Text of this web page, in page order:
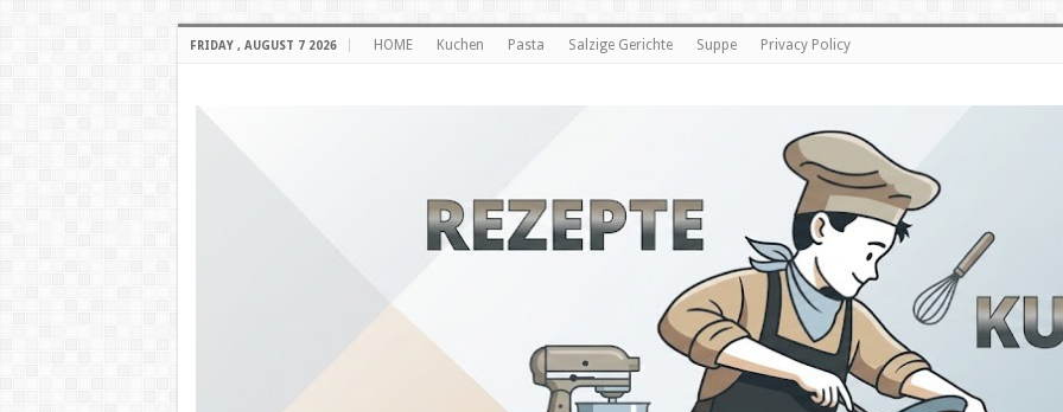
FRIDAY , AUGUST 7 2026 HOME Kuchen Pasta Salzige Gerichte Suppe Privacy Policy